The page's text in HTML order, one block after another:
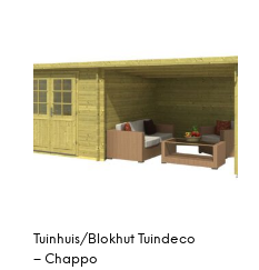
Tuinhuis/Blokhut Tuindeco
– Chappo